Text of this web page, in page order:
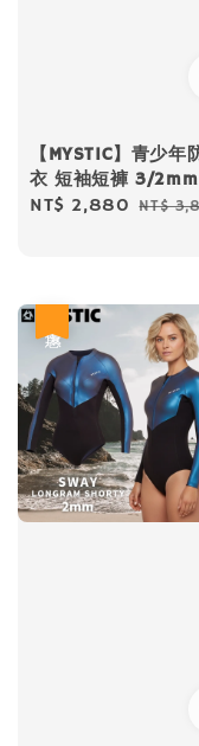
【MYSTIC】青少年
衣 短袖短褲 3/2mm
Sale
NT$ 2,880 NT$